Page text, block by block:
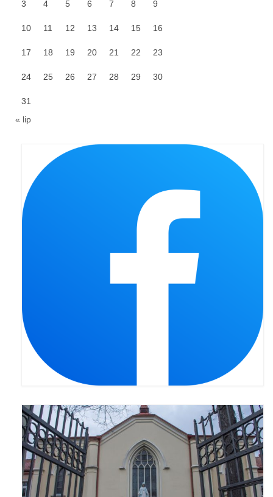
Pierwsza Komunia Święta – Grupa 1
Pierwsza Komunia Święta – Grupa 2
Pierwsza Komunia Święta – Grupa 3
Boże Ciało
Wizytacja Kanoniczna 21.06.2020
GODZINA ŚWIĘTA W ŚWIĘTO
MIŁOSIERDZIA BOŻEGO
Pierwsza Komunia Święta 2019
Imieniny Ks Kanonika
Wigilia Paschalna 2019
Wielki Piątek 2019
3 4 5 6 7 8 9
10 11 12 13 14 15 16
17 18 19 20 21 22 23
24 25 26 27 28 29 30
31
« lip